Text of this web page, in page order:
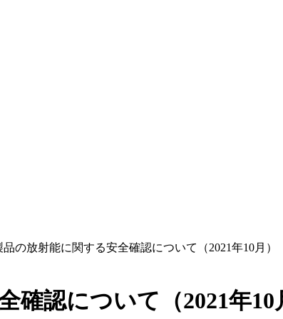
の放射能に関する安全確認について（2021年10月）
確認について（2021年10